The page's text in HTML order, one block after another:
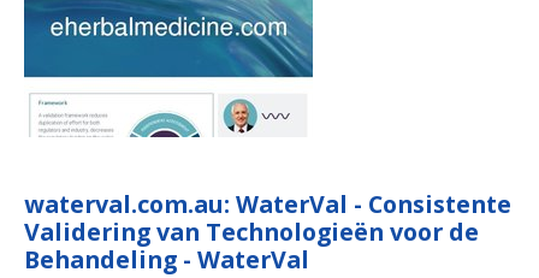
waterval.com.au: WaterVal - Consistente
Validering van Technologieën voor de
Behandeling - WaterVal